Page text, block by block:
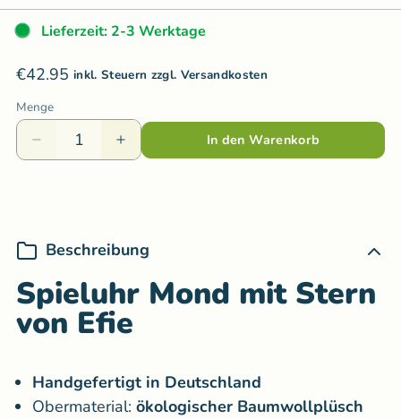
Lieferzeit: 2-3 Werktage
€42.95 inkl. Steuern zzgl. Versandkosten
Menge
In den Warenkorb
Beschreibung
Spieluhr Mond mit Stern
von Efie
Handgefertigt in Deutschland
Obermaterial: ökologischer Baumwollplüsch